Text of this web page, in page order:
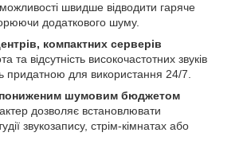
швидше відводити гаряче
додаткового шуму.
компактних серверів
та відсутність високочастотних звуків
придатною для використання 24/7.
пониженим шумовим бюджетом
дозволяє встановлювати
звукозапису, стрім-кімнатах або